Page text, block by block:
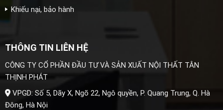
Khiếu nại, bảo hành
THÔNG TIN LIÊN HỆ
CÔNG TY CỔ PHẦN ĐẦU TƯ VÀ SẢN XUẤT NỘI THẤT TÂN
THỊNH PHÁT
VPGD: Số 5, Dãy X, Ngõ 22, Ngô quyền, P. Quang Trung, Q. Hà
Đông, Hà Nội